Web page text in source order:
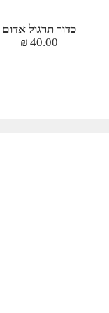
כדור תרגול אדום
40.00
₪